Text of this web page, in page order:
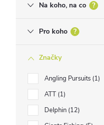
Na koho, na co ?
Pro koho ?
Značky
Angling Pursuits 1
ATT 1
Delphin 12